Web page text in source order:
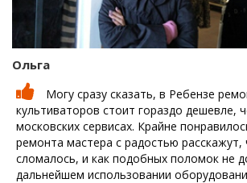
Ольга
Могу сразу сказать, в Ребензе
культиваторов стоит гораздо дешевле,
московских сервисах. Крайне
ремонта мастера с радостью
сломалось, и как подобных поломок не
дальнейшем использовании